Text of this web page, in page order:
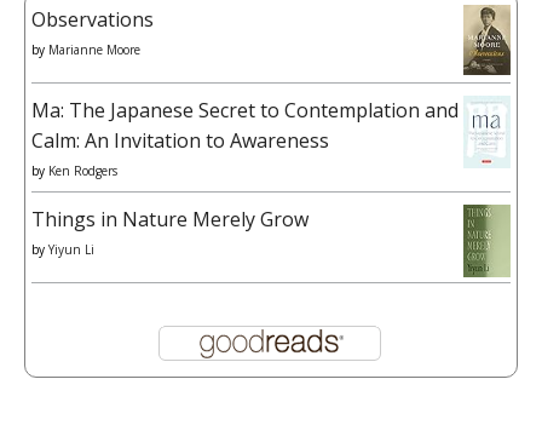
Observations
by Marianne Moore
Ma: The Japanese Secret to Contemplation and
Calm: An Invitation to Awareness
by Ken Rodgers
Things in Nature Merely Grow
by Yiyun Li